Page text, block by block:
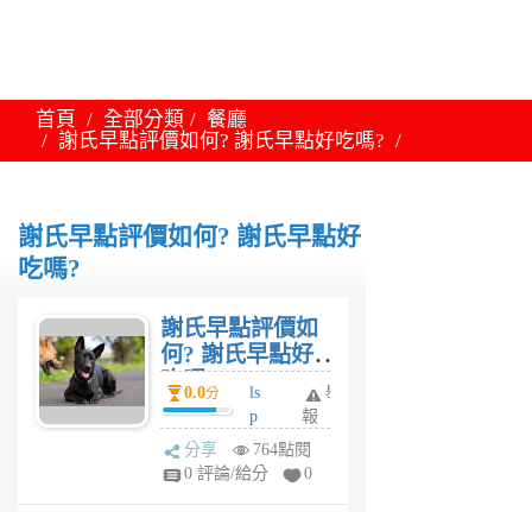
首頁 全部分類
餐廳
謝氏早點評價如何? 謝氏早點好吃嗎?
謝氏早點評價如何? 謝氏早點好
吃嗎?
謝氏早點評價如
何? 謝氏早點好
吃嗎?
0.0分
ls
p
6
年
舉
報
分享
764點閱
0 評論/給分
0